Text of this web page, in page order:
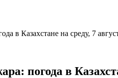
в Казахстане на среду, 7
погода в